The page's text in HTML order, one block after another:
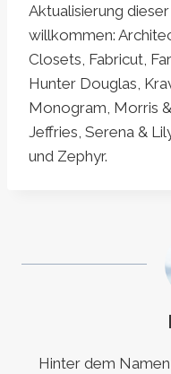
Aktualisierung
willkommen:
Closets, Fabricut,
Hunter Douglas,
Monogram, Morris &
Jeffries, Serena &
und Zephyr.
Hinter dem